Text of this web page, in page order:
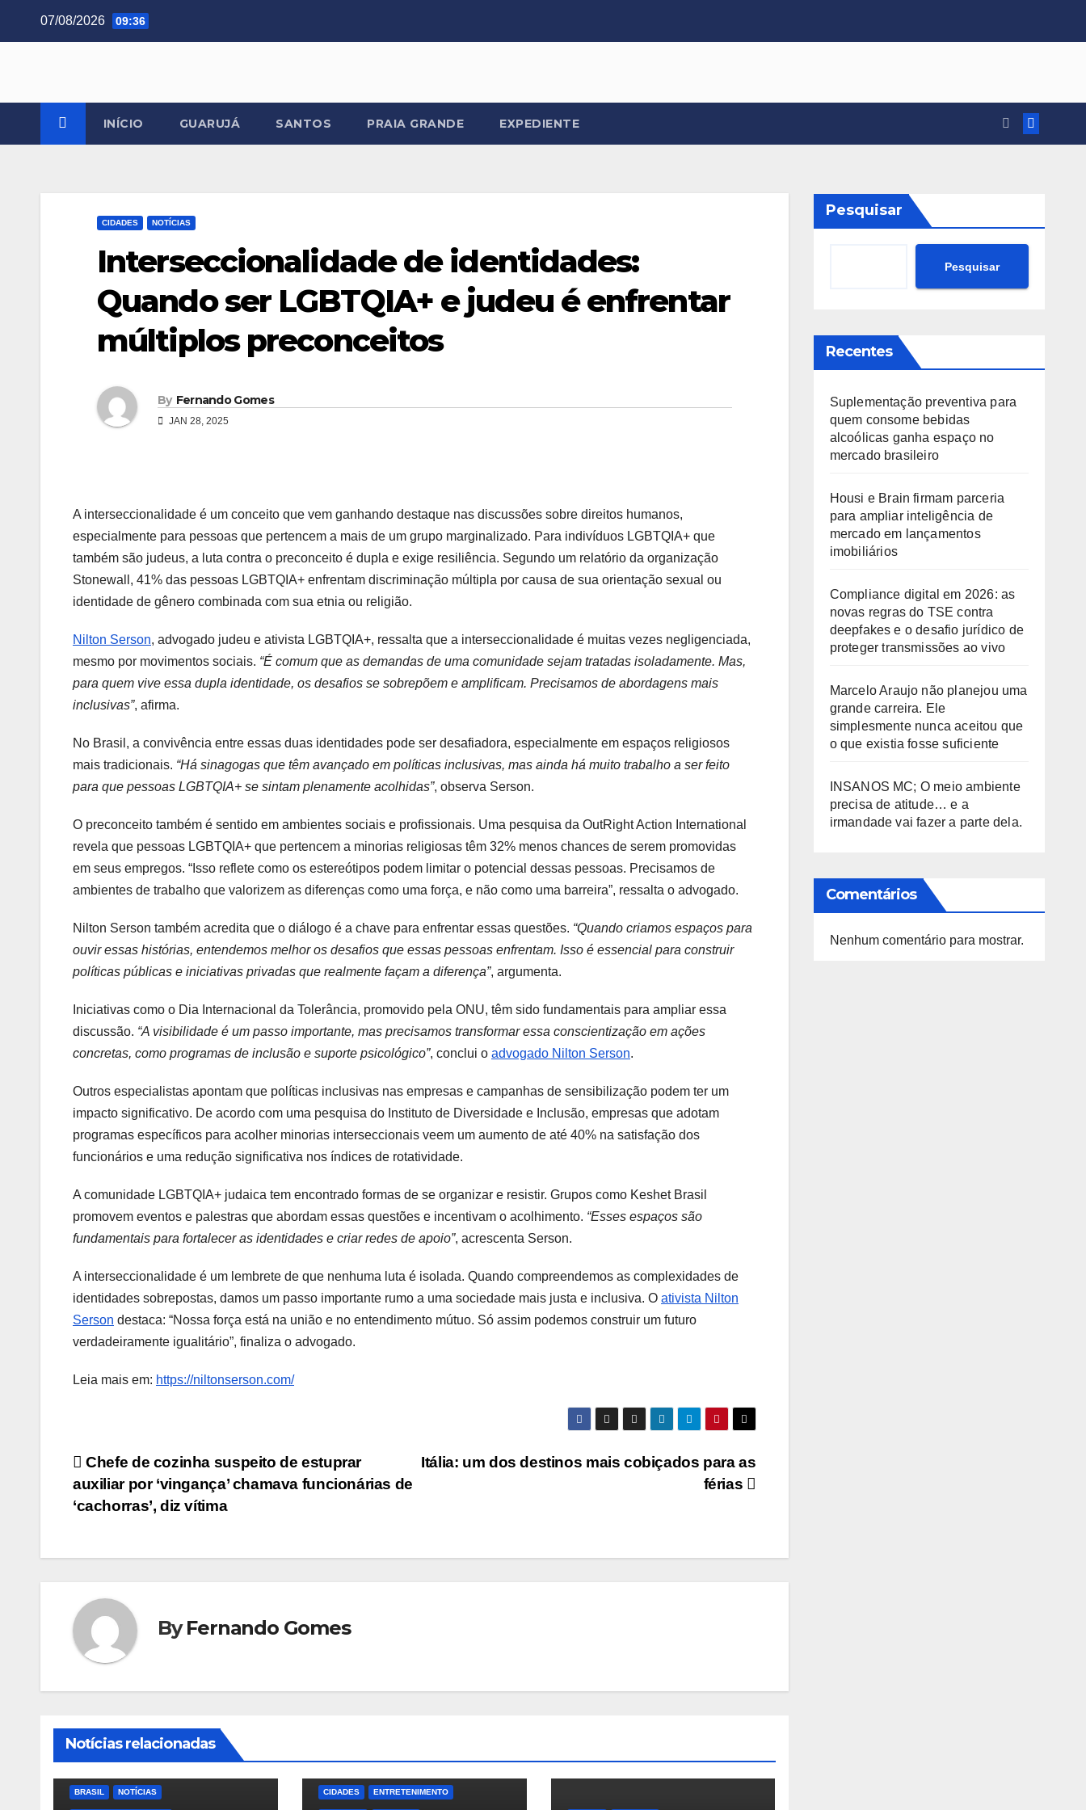
07/08/2026 09:36
INÍCIO GUARUJÁ SANTOS PRAIA GRANDE EXPEDIENTE
CIDADES NOTÍCIAS
Interseccionalidade de identidades:
Quando ser LGBTQIA+ e judeu é enfrentar
múltiplos preconceitos
By Fernando Gomes
JAN 28, 2025
A interseccionalidade é um conceito que vem ganhando destaque nas discussões sobre direitos humanos,
especialmente para pessoas que pertencem a mais de um grupo marginalizado. Para indivíduos LGBTQIA+ que
também são judeus, a luta contra o preconceito é dupla e exige resiliência. Segundo um relatório da organização
Stonewall, 41% das pessoas LGBTQIA+ enfrentam discriminação múltipla por causa de sua orientação sexual ou
identidade de gênero combinada com sua etnia ou religião.
Nilton Serson, advogado judeu e ativista LGBTQIA+, ressalta que a interseccionalidade é muitas vezes negligenciada,
mesmo por movimentos sociais. “É comum que as demandas de uma comunidade sejam tratadas isoladamente. Mas,
para quem vive essa dupla identidade, os desafios se sobrepõem e amplificam. Precisamos de abordagens mais
inclusivas”, afirma.
No Brasil, a convivência entre essas duas identidades pode ser desafiadora, especialmente em espaços religiosos
mais tradicionais. “Há sinagogas que têm avançado em políticas inclusivas, mas ainda há muito trabalho a ser feito
para que pessoas LGBTQIA+ se sintam plenamente acolhidas”, observa Serson.
O preconceito também é sentido em ambientes sociais e profissionais. Uma pesquisa da OutRight Action International
revela que pessoas LGBTQIA+ que pertencem a minorias religiosas têm 32% menos chances de serem promovidas
em seus empregos. “Isso reflete como os estereótipos podem limitar o potencial dessas pessoas. Precisamos de
ambientes de trabalho que valorizem as diferenças como uma força, e não como uma barreira”, ressalta o advogado.
Nilton Serson também acredita que o diálogo é a chave para enfrentar essas questões. “Quando criamos espaços para
ouvir essas histórias, entendemos melhor os desafios que essas pessoas enfrentam. Isso é essencial para construir
políticas públicas e iniciativas privadas que realmente façam a diferença”, argumenta.
Iniciativas como o Dia Internacional da Tolerância, promovido pela ONU, têm sido fundamentais para ampliar essa
discussão. “A visibilidade é um passo importante, mas precisamos transformar essa conscientização em ações
concretas, como programas de inclusão e suporte psicológico”, conclui o advogado Nilton Serson.
Outros especialistas apontam que políticas inclusivas nas empresas e campanhas de sensibilização podem ter um
impacto significativo. De acordo com uma pesquisa do Instituto de Diversidade e Inclusão, empresas que adotam
programas específicos para acolher minorias interseccionais veem um aumento de até 40% na satisfação dos
funcionários e uma redução significativa nos índices de rotatividade.
A comunidade LGBTQIA+ judaica tem encontrado formas de se organizar e resistir. Grupos como Keshet Brasil
promovem eventos e palestras que abordam essas questões e incentivam o acolhimento. “Esses espaços são
fundamentais para fortalecer as identidades e criar redes de apoio”, acrescenta Serson.
A interseccionalidade é um lembrete de que nenhuma luta é isolada. Quando compreendemos as complexidades de
identidades sobrepostas, damos um passo importante rumo a uma sociedade mais justa e inclusiva. O ativista Nilton
Serson destaca: “Nossa força está na união e no entendimento mútuo. Só assim podemos construir um futuro
verdadeiramente igualitário”, finaliza o advogado.
Leia mais em: https://niltonserson.com/
Navegação
de
Itália: um dos destinos mais cobiçados para as
férias
Chefe de cozinha suspeito de estuprar
auxiliar por ‘vingança’ chamava funcionárias de
‘cachorras’, diz vítima
ByFernando Gomes
Notícias relacionadas
BRASIL NOTÍCIAS CIDADES ENTRETENIMENTO
Pesquisar
Pesquisar
Recentes
Suplementação preventiva para
quem consome bebidas
alcoólicas ganha espaço no
mercado brasileiro
Housi e Brain firmam parceria
para ampliar inteligência de
mercado em lançamentos
imobiliários
Compliance digital em 2026: as
novas regras do TSE contra
deepfakes e o desafio jurídico de
proteger transmissões ao vivo
Marcelo Araujo não planejou uma
grande carreira. Ele
simplesmente nunca aceitou que
o que existia fosse suficiente
INSANOS MC; O meio ambiente
precisa de atitude… e a
irmandade vai fazer a parte dela.
Comentários
Nenhum comentário para mostrar.